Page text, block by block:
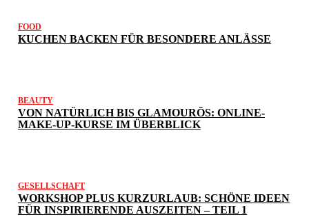
FOOD
KUCHEN BACKEN FÜR BESONDERE ANLÄSSE
BEAUTY
VON NATÜRLICH BIS GLAMOURÖS: ONLINE-
MAKE-UP-KURSE IM ÜBERBLICK
GESELLSCHAFT
WORKSHOP PLUS KURZURLAUB: SCHÖNE IDEEN
FÜR INSPIRIERENDE AUSZEITEN – TEIL 1